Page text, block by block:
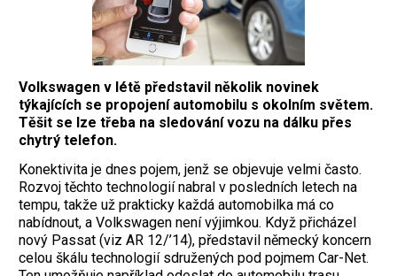
Volkswagen v létě představil několik novinek
týkajících se propojení automobilu s okolním světem.
Těšit se lze třeba na sledování vozu na dálku přes
chytrý telefon.
Konektivita je dnes pojem, jenž se objevuje velmi často.
Rozvoj těchto technologií nabral v posledních letech na
tempu, takže už prakticky každá automobilka má co
nabídnout, a Volkswagen není výjimkou. Když přicházel
nový Passat (viz AR 12/’14), představil německý koncern
celou škálu technologií sdružených pod pojmem Car-Net.